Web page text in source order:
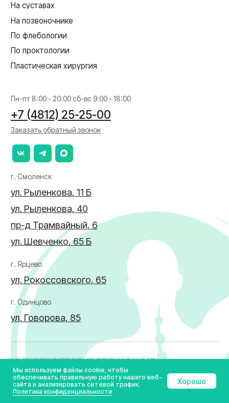
Мы используем файлы cookie, чтобы
обеспечивать правильную работу нашего веб-
сайта и анализировать сетевой трафик.
Политика конфиденциальности
Хорошо